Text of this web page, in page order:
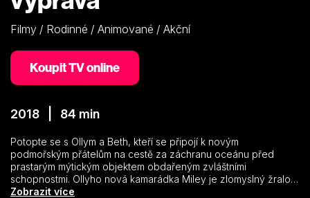
Filmy / Rodinné / Animované / Akční
Koupit TV online
2018 | 84 min
Potopte se s Ollym a Beth, kteří se připojí k novým
podmořským přátelům na cestě za záchranu oceánu před
prastarým mýtickým objektem obdařeným zvláštními
schopnostmi. Ollyho nová kamarádka Miley je zlomyslný žralok,
který ho zbožňuje. Její otec je však shodou okolností
Zobrazit více